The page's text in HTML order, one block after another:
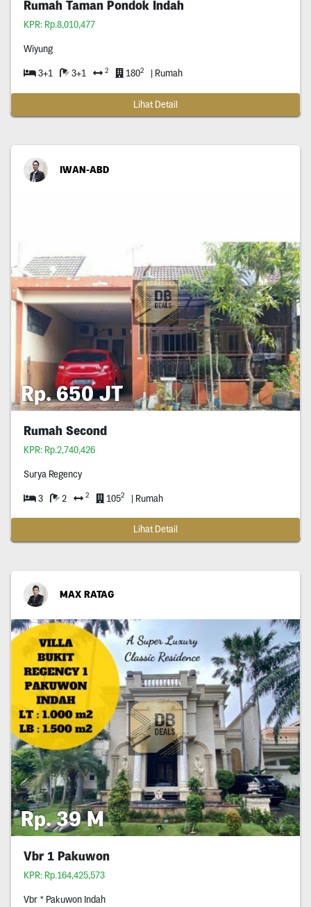
Rumah Taman Pondok Indah
KPR: Rp.8,010,477
Wiyung
3+1 3+1 2 1802 | Rumah
Lihat Detail
IWAN-ABD
Rp. 650 JT
Rumah Second
KPR: Rp.2,740,426
Surya Regency
3 2 2 1052 | Rumah
Lihat Detail
MAX RATAG
Rp. 39 M
Vbr 1 Pakuwon
KPR: Rp.164,425,573
Vbr * Pakuwon Indah